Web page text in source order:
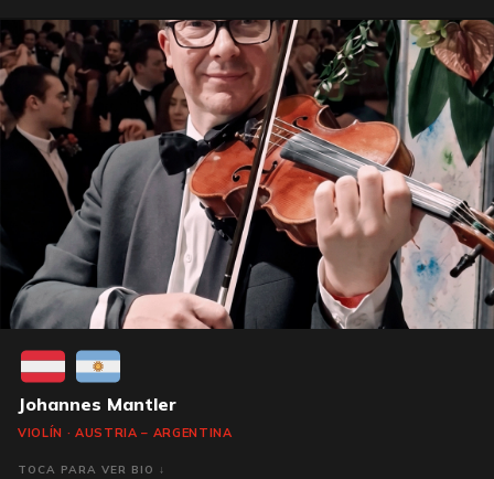
Johannes Mantler
VIOLÍN · AUSTRIA – ARGENTINA